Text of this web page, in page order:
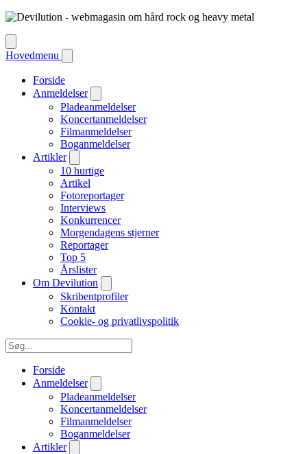
Hovedmenu
Forside
Anmeldelser
Pladeanmeldelser
Koncertanmeldelser
Filmanmeldelser
Boganmeldelser
Artikler
10 hurtige
Artikel
Fotoreportager
Interviews
Konkurrencer
Morgendagens stjerner
Reportager
Top 5
Årslister
Om Devilution
Skribentprofiler
Kontakt
Cookie- og privatlivspolitik
Forside
Anmeldelser
Pladeanmeldelser
Koncertanmeldelser
Filmanmeldelser
Boganmeldelser
Artikler